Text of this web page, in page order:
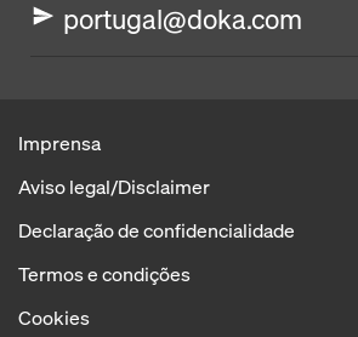
portugal@doka.com
Imprensa
Aviso legal/Disclaimer
Declaração de confidencialidade
Termos e condições
Cookies